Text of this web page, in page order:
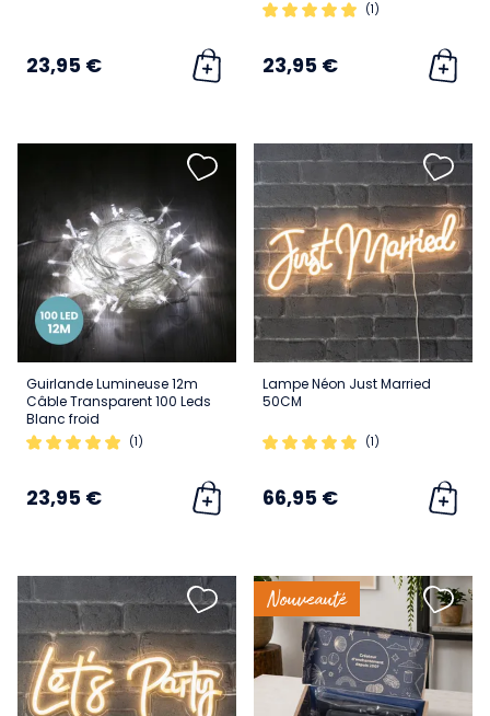
23,95 €
(1)
23,95 €
Guirlande Lumineuse 12m
Câble Transparent 100 Leds
Blanc froid
(1)
23,95 €
Lampe Néon Just Married
50CM
(1)
66,95 €
Nouveauté